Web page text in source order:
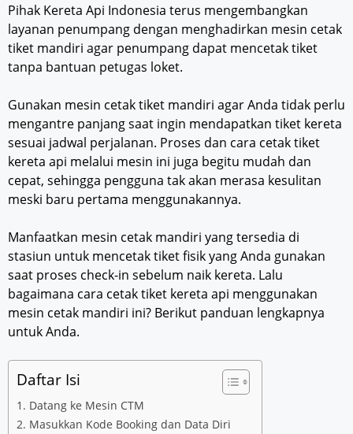
Pihak Kereta Api Indonesia terus mengembangkan
layanan penumpang dengan menghadirkan mesin cetak
tiket mandiri agar penumpang dapat mencetak tiket
tanpa bantuan petugas loket.
Gunakan mesin cetak tiket mandiri agar Anda tidak perlu
mengantre panjang saat ingin mendapatkan tiket kereta
sesuai jadwal perjalanan. Proses dan cara cetak tiket
kereta api melalui mesin ini juga begitu mudah dan
cepat, sehingga pengguna tak akan merasa kesulitan
meski baru pertama menggunakannya.
Manfaatkan mesin cetak mandiri yang tersedia di
stasiun untuk mencetak tiket fisik yang Anda gunakan
saat proses check-in sebelum naik kereta. Lalu
bagaimana cara cetak tiket kereta api menggunakan
mesin cetak mandiri ini? Berikut panduan lengkapnya
untuk Anda.
Daftar Isi
1. Datang ke Mesin CTM
2. Masukkan Kode Booking dan Data Diri